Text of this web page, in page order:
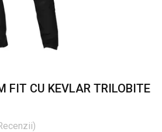
FIT CU KEVLAR TRILOBITE
)